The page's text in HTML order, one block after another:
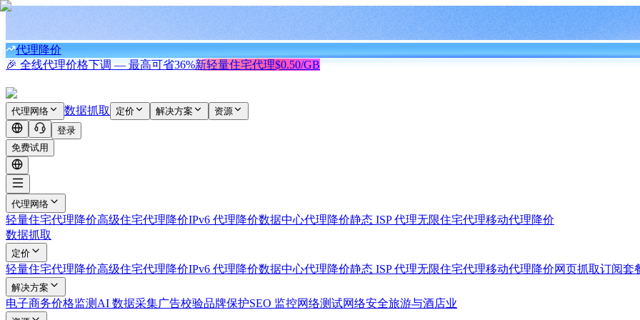
代理降价
🎉 全线代理价格下调 — 最高可省36%新轻量住宅代理$0.50/GB
代理网络 数据抓取 定价 解决方案
资源
登录
免费试用
代理网络
轻量住宅代理降价高级住宅代理降价IPv6 代理降价数据中心代理降价静态 ISP 代理无限住宅代理移动代理降价
数据抓取
定价
轻量住宅代理降价高级住宅代理降价IPv6 代理降价数据中心代理降价静态 ISP 代理无限住宅代理移动代理降价网页抓取订阅套
解决方案
电子商务价格监测 AI 数据采集广告校验品牌保护SEO 监控网络测试网络安全旅游与酒店业